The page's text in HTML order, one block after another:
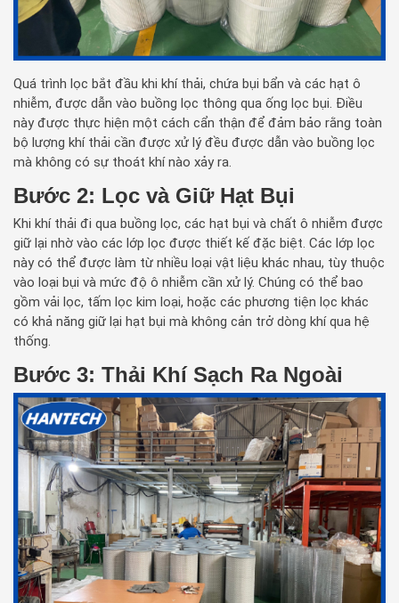
Quá trình lọc bắt đầu khi khí thải, chứa bụi bẩn và các hạt ô
nhiễm, được dẫn vào buồng lọc thông qua ống lọc bụi. Điều
này được thực hiện một cách cẩn thận để đảm bảo rằng toàn
bộ lượng khí thải cần được xử lý đều được dẫn vào buồng lọc
mà không có sự thoát khí nào xảy ra.
Bước 2: Lọc và Giữ Hạt Bụi
Khi khí thải đi qua buồng lọc, các hạt bụi và chất ô nhiễm được
giữ lại nhờ vào các lớp lọc được thiết kế đặc biệt. Các lớp lọc
này có thể được làm từ nhiều loại vật liệu khác nhau, tùy thuộc
vào loại bụi và mức độ ô nhiễm cần xử lý. Chúng có thể bao
gồm vải lọc, tấm lọc kim loại, hoặc các phương tiện lọc khác
có khả năng giữ lại hạt bụi mà không cản trở dòng khí qua hệ
thống.
Bước 3: Thải Khí Sạch Ra Ngoài